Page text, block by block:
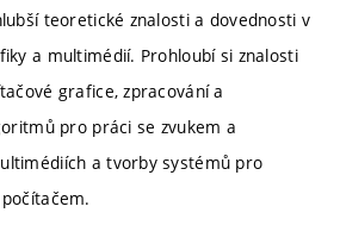
teoretické znalosti a dovednosti v
a multimédií. Prohloubí si znalosti
grafice, zpracování a
pro práci se zvukem a
a tvorby systémů pro